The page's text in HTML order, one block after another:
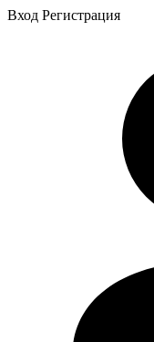
Вход Регистрация